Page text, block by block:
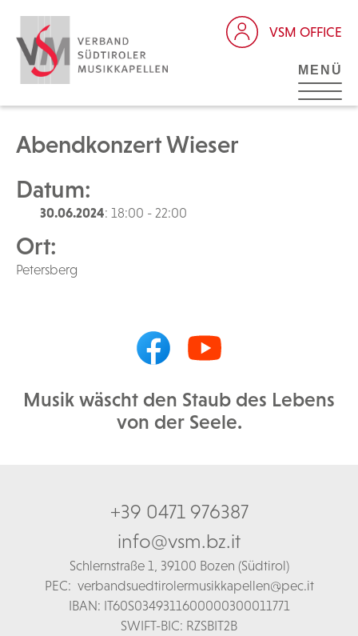
VSM OFFICE
MENÜ
Abendkonzert Wieser
Datum:
30.06.2024: 18:00 - 22:00
Ort:
Petersberg
Musik wäscht den Staub des Lebens
von der Seele.
+39 0471 976387
info@vsm.bz.it
Schlernstraße 1, 39100 Bozen (Südtirol)
PEC: verbandsuedtirolermusikkapellen@pec.it
IBAN: IT60S0349311600000300011771
SWIFT-BIC: RZSBIT2B